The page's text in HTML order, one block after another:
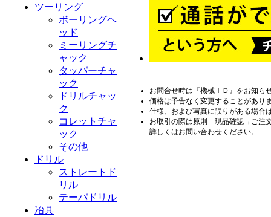
ツーリング
ボーリングヘ
ッド
ミーリングチ
ャック
タッパーチャ
ック
ドリルチャッ
ク
コレットチャ
ック
その他
ドリル
ストレートド
リル
テーパドリル
冶具
お問合せ時は『機械ＩＤ』をお知ら
価格は予告なく変更することがあり
仕様、および写真に誤りがある場合
お取引の際は原則「現品確認→ご
詳しくはお問い合わせください。